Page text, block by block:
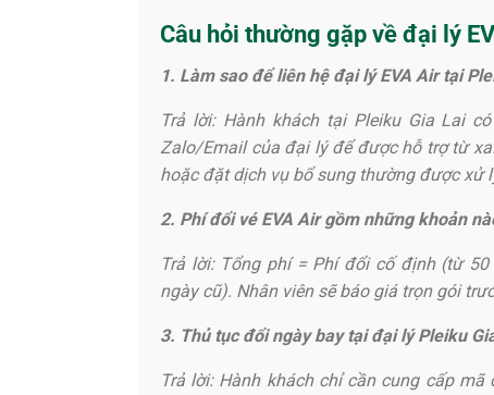
Câu hỏi thường gặp về đại lý
1. Làm sao để liên hệ đại lý EVA Air tại
Trả lời: Hành khách tại Pleiku Gia Lai
Zalo/Email của đại lý để được hỗ trợ từ
hoặc đặt dịch vụ bổ sung thường được xử
2. Phí đổi vé EVA Air gồm những khoản
Trả lời: Tổng phí = Phí đổi cố định (từ
ngày cũ). Nhân viên sẽ báo giá trọn gói
3. Thủ tục đổi ngày bay tại đại lý Pleiku
Trả lời: Hành khách chỉ cần cung cấp